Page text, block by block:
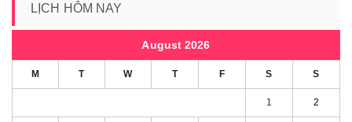
LỊCH HÔM NAY
August 2026
M T W T F S S
1 2